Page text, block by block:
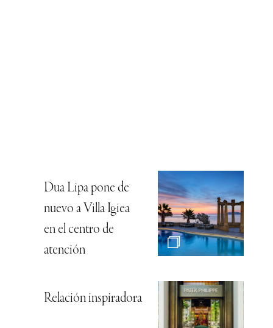
Dua Lipa pone de
nuevo a Villa Igiea
en el centro de
atención
Relación inspiradora